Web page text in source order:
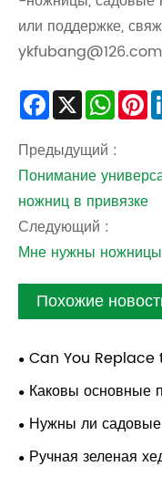
или поддержке,
Facebook
X
Предыдущий :
Понимание
ножниц в привязке
Следующий :
Мне нужны
Похожие
Can You
High Branch
Каковы основные
Нужны ли
обслуживание?
Ручная зеленая